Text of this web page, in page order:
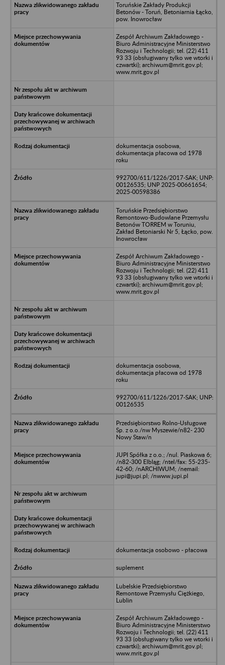
Toruńskie Zakłady Produkcji
Betonów - Toruń, Betoniarnia Łącko,
pow. Inowrocław
Zespół Archiwum Zakładowego -
Biuro Administracyjne Ministerstwo
Rozwoju i Technologii; tel. (22) 411
93 33 (obsługiwany tylko we wtorki i
czwartki); archiwum@mrit.gov.pl;
www.mrit.gov.pl
dokumentacja osobowa,
dokumentacja płacowa od 1978
roku
992700/611/1226/2017-SAK; UNP:
00126535; UNP 2025-00661654;
2025-00598386
Toruńskie Przedsiębiorstwo
Remontowo-Budowlane Przemysłu
Betonów TORREM w Toruniu,
Zakład Betoniarski Nr 5, Łącko, pow.
Inowrocław
Zespół Archiwum Zakładowego -
Biuro Administracyjne Ministerstwo
Rozwoju i Technologii; tel. (22) 411
93 33 (obsługiwany tylko we wtorki i
czwartki); archiwum@mrit.gov.pl;
www.mrit.gov.pl
dokumentacja osobowa,
dokumentacja płacowa od 1978
roku
992700/611/1226/2017-SAK; UNP:
00126535
Przedsiębiorstwo Rolno-Usługowe
Sp. z o.o./nw Myszewie/n82- 230
Nowy Staw/n
JUPI Spółka z o.o.; /nul. Piaskowa 6;
/n82-300 Elbląg; /ntel/fax: 55-235-
42-60; /nARCHIWUM; /nemail:
jupi@jupi.pl; /nwww.jupi.pl
dokumentacja osobowo - płacowa
suplement
Lubelskie Przedsiębiorstwo
Remontowe Przemysłu Ciężkiego,
Lublin
Zespół Archiwum Zakładowego -
Biuro Administracyjne Ministerstwo
Rozwoju i Technologii; tel. (22) 411
93 33 (obsługiwany tylko we wtorki i
czwartki); archiwum@mrit.gov.pl;
www.mrit.gov.pl